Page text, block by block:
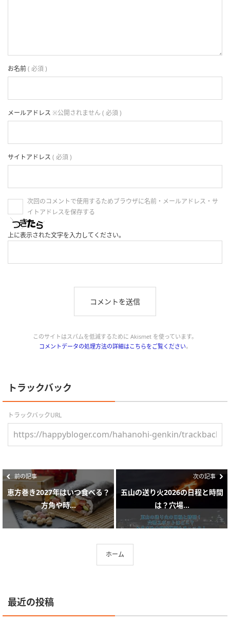
お名前( 必須 )
メールアドレス ※公開されません ( 必須 )
サイトアドレス ( 必須 )
次回のコメントで使用するためブラウザに名前・メールアドレス・サ
イトアドレスを保存する
上に表示された文字を入力してください。
このサイトはスパムを低減するために Akismet を使っています。
コメントデータの処理方法の詳細はこちらをご覧ください。
トラックバック
トラックバックURL
前の記事
恵方巻き2027年はいつ食べる？
方角や時...
次の記事
五山の送り火2026の日程と時間
は？穴場...
ホーム
最近の投稿